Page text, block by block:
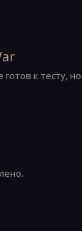
готов к тесту,